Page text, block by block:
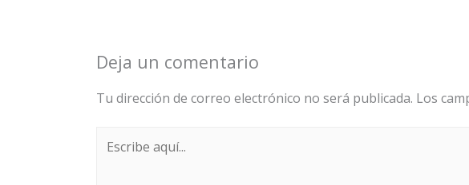
Deja un comentario
Tu dirección de correo electrónico no será publicada. Los
aquí...